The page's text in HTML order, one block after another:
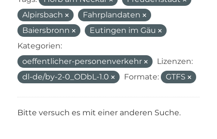
Alpirsbach
Fahrplandaten
Baiersbronn
Eutingen im Gäu
Kategorien:
oeffentlicher-personenverkehr
Lizenzen:
dl-de/by-2-0_ODbL-1.0
Formate: GTFS
Bitte versuch es mit einer anderen Suche.